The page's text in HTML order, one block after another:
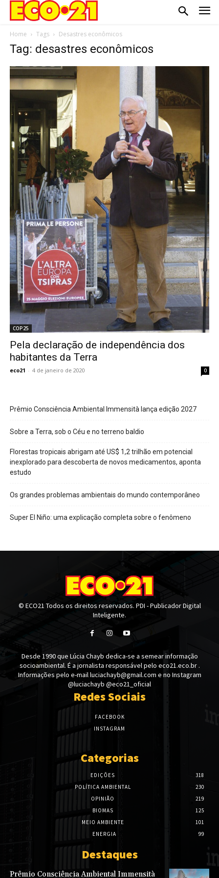
Home Tags Desastres econômicos
Tag: desastres econômicos
COP25
Pela declaração de independência dos
habitantes da Terra
eco21 - 4 de janeiro de 2020 0
Prêmio Consciência Ambiental Immensità lança edição 2027
Sobre a Terra, sob o Céu e no terreno baldio
Florestas tropicais abrigam até US$ 1,2 trilhão em potencial
inexplorado para descoberta de novos medicamentos, aponta
estudo
Os grandes problemas ambientais do mundo contemporâneo
Super El Niño: uma explicação completa sobre o fenômeno
© ECO21 Todos os direitos reservados. PDI - Publicador Digital
Inteligente.
Desde 1990 que Lúcia Chayb dedica-se a semear informação
socioambiental. É a jornalista responsável pelo eco21.eco.br .
Informações pelo e-mail luciachayb@gmail.com e no Instagram
@luciachayb @eco21_oficial
Redes Sociais
FACEBOOK
INSTAGRAM
Categorias
EDIÇÕES
318
POLÍTICA AMBIENTAL
230
OPINIÃO
219
BIOMAS
125
MEIO AMBIENTE
101
ENERGIA
99
Destaques
Prêmio Consciência Ambiental Immensità